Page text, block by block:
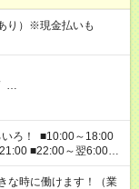
り）※現金払いも
…
21:00 ■22:00～翌6:00
な時に働けます！（業